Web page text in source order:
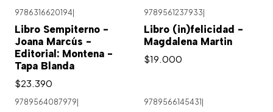
9786316620194|
Libro Sempiterno -
Joana Marcús -
Editorial: Montena -
Tapa Blanda
$23.390
9789561237933|
Libro (in)felicidad -
Magdalena Martin
$19.000
9789564087979 9789566145431